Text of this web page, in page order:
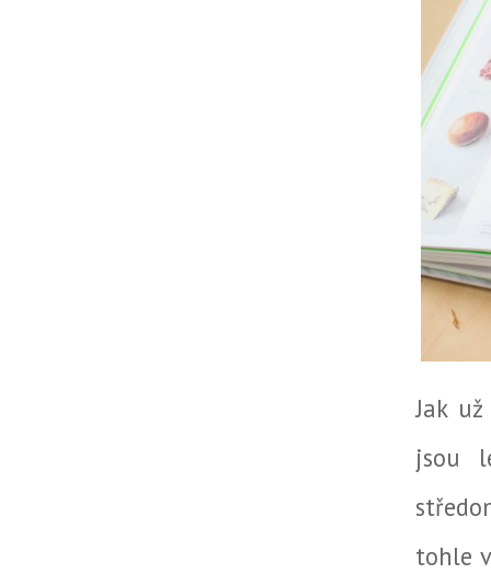
Jak
jsou
tohle